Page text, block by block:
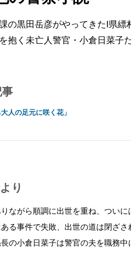
の黒田岳彦がやってきたI県
抱く未亡人警官・小倉日菜子
人の足元に咲く花」
り
りながら順調に出世を重ね、つい
る事件で失敗、出世の道は閉ざ
の小倉日菜子は警官の夫を職務